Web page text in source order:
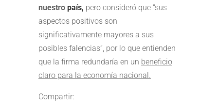
nuestro país, pero consideró que “sus
aspectos positivos son
significativamente mayores a sus
posibles falencias”, por lo que entienden
que la firma redundaría en un beneficio
claro para la economía nacional.
Compartir: